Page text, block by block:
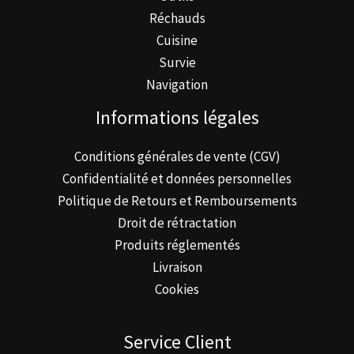
Réchauds
Cuisine
Survie
Navigation
Informations légales
Conditions générales de vente (CGV)
Confidentialité et données personnelles
Politique de Retours et Remboursements
Droit de rétractation
Produits réglementés
Livraison
Cookies
Service Client